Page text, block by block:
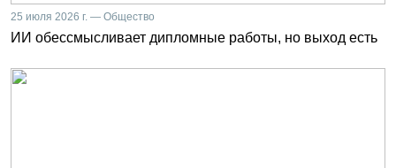
25 июля 2026 г. — Общество
ИИ обессмысливает дипломные работы, но выход есть